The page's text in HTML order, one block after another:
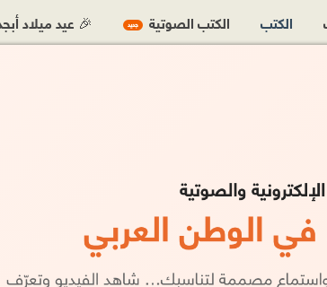
الكتب الكتب الصوتية جديد 🎉 عيد ميلاد